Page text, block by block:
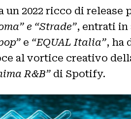
2022 ricco di release
e “Strade”, entrati
e “EQUAL Italia”, ha
al vortice creativo
R&B” di Spotify.